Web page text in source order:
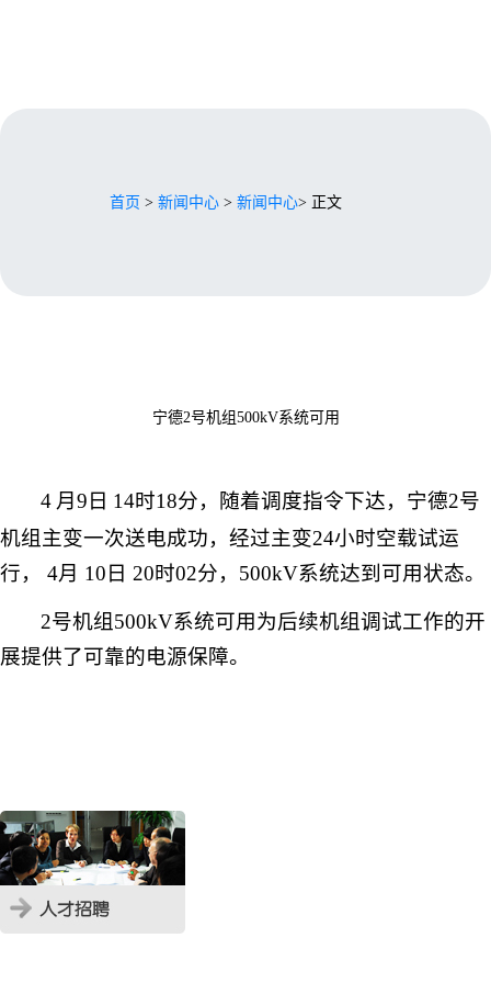
首页 > 新闻中心 > 新闻中心> 正文
宁德2号机组500kV系统可用
4 月9 日 14时18分，随着调度指令下达，宁德2号
机组主变一次送电成功，经过主变24小时空载试运
行， 4月 10 日 20时02分， 500kV系统达到可用状态。
2号机组 500kV系统可用为后续机组调试工作的开
展提供了可靠的电源保障。